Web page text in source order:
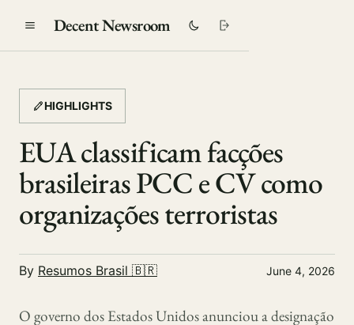
Decent Newsroom
HIGHLIGHTS
EUA classificam facções
brasileiras PCC e CV como
organizações terroristas
By Resumos Brasil 🇧🇷 June 4, 2026
O governo dos Estados Unidos anunciou a designação